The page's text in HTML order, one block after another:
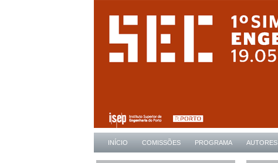
INÍCIO COMISSÕES PROGRAMA AUTORES